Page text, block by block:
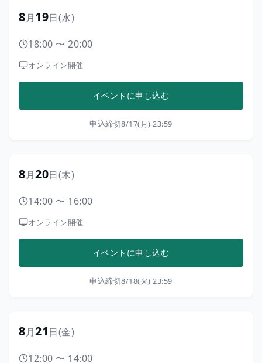
8月19日(水)
18:00 〜 20:00
オンライン開催
イベントに申し込む
申込締切8/17(月) 23:59
8月20日(木)
14:00 〜 16:00
オンライン開催
イベントに申し込む
申込締切8/18(火) 23:59
8月21日(金)
12:00 〜 14:00